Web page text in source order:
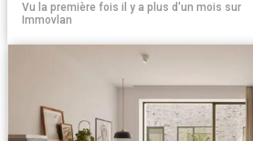
Vu la première fois il y a plus d'un mois sur
Immovlan